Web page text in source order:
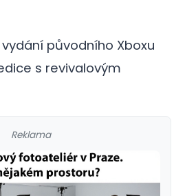
původního Xboxu
s revivalovým
Reklama